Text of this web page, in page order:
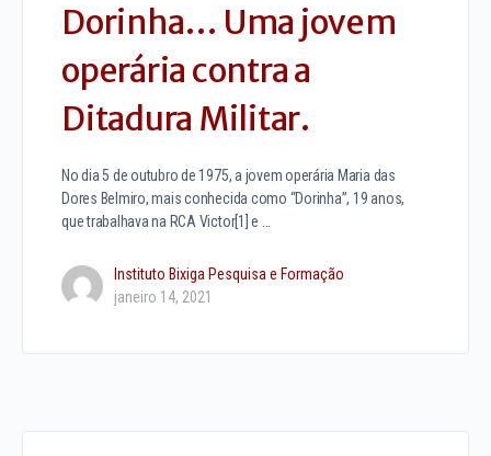
Dorinha… Uma jovem
operária contra a
Ditadura Militar.
No dia 5 de outubro de 1975, a jovem operária Maria das
Dores Belmiro, mais conhecida como “Dorinha”, 19 anos,
que trabalhava na RCA Victor[1] e …
Instituto Bixiga Pesquisa e Formação
janeiro 14, 2021